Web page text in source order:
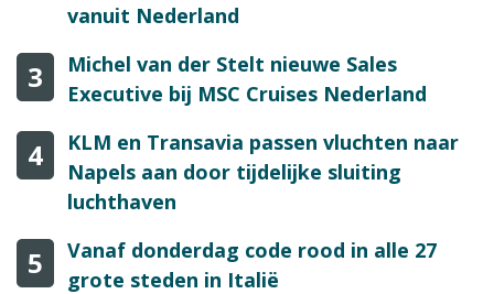
vanuit Nederland
3
Michel van der Stelt nieuwe Sales
Executive bij MSC Cruises Nederland
4
KLM en Transavia passen vluchten naar
Napels aan door tijdelijke sluiting
luchthaven
5
Vanaf donderdag code rood in alle 27
grote steden in Italië